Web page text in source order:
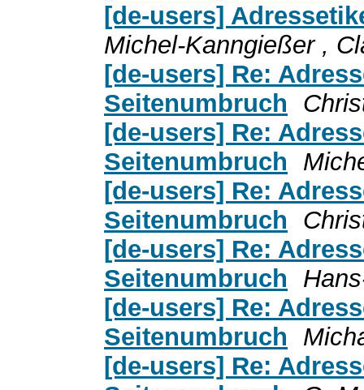
[de-users]
Michel-Kanngießer ,
[de-users] Re:
Seitenumbruch
[de-users] Re:
Seitenumbruch
[de-users] Re:
Seitenumbruch
[de-users] Re:
Seitenumbruch
[de-users] Re:
Seitenumbruch
[de-users] Re: